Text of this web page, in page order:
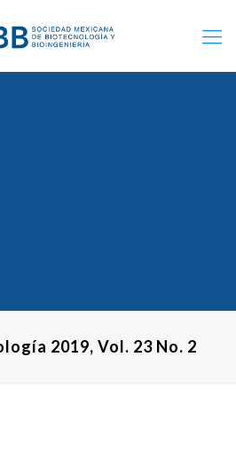
2019, Vol. 23 No. 2